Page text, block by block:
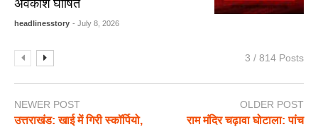
headlinesstory - July 8, 2026
3 / 814 Posts
NEWER POST
उत्तराखंड: खाई में गिरी स्कॉर्पियो,
OLDER POST
राम मंदिर चढ़ावा घोटाला: पांच